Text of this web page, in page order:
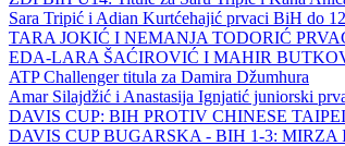
Sara Tripić i Adian Kurtćehajić prvaci BiH do
TARA JOKIĆ I NEMANJA TODORIĆ
EDA-LARA ŠAĆIROVIĆ I MAHIR
ATP Challenger titula za Damira Džumhura
Amar Silajdžić i Anastasija Ignjatić juniorski
DAVIS CUP: BIH PROTIV CHINESE
DAVIS CUP BUGARSKA - BIH 1-3: